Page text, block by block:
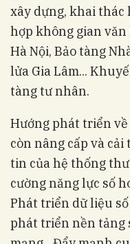
xây dựng, khai thác
hợp không gian văn
Hà Nội, Bảo tàng
lửa Gia Lâm...
tàng tư nhân.
Hướng phát triển
còn nâng cấp và
tin của hệ thống
cường năng lực số
Phát triển dữ liệu
phát triển nền tảng